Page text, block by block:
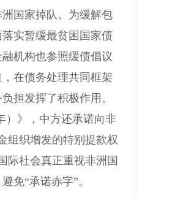
国家掉队。为缓解包
实暂缓最贫困国家债
机构也参照缓债倡议
在债务处理共同框架
担发挥了积极作用。
）》，中方还承诺向非
组织增发的特别提款权
际社会真正重视非洲国
免“承诺赤字”。